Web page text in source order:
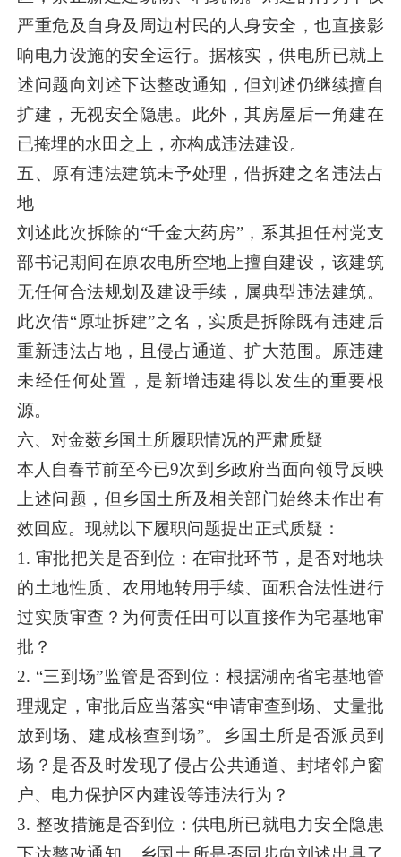
严重危及自身及周边村民的人身安全，也直接影
响电力设施的安全运行。据核实，供电所已就上
述问题向刘述下达整改通知，但刘述仍继续擅自
扩建，无视安全隐患。此外，其房屋后一角建在
已掩埋的水田之上，亦构成违法建设。
五、原有违法建筑未予处理，借拆建之名违法占
地
刘述此次拆除的“千金大药房”，系其担任村党支
部书记期间在原农电所空地上擅自建设，该建筑
无任何合法规划及建设手续，属典型违法建筑。
此次借“原址拆建”之名，实质是拆除既有违建后
重新违法占地，且侵占通道、扩大范围。原违建
未经任何处置，是新增违建得以发生的重要根
源。
六、对金薮乡国土所履职情况的严肃质疑
本人自春节前至今已9次到乡政府当面向领导反映
上述问题，但乡国土所及相关部门始终未作出有
效回应。现就以下履职问题提出正式质疑：
1. 审批把关是否到位：在审批环节，是否对地块
的土地性质、农用地转用手续、面积合法性进行
过实质审查？为何责任田可以直接作为宅基地审
批？
2. “三到场”监管是否到位：根据湖南省宅基地管
理规定，审批后应当落实“申请审查到场、丈量批
放到场、建成核查到场”。乡国土所是否派员到
场？是否及时发现了侵占公共通道、封堵邻户窗
户、电力保护区内建设等违法行为？
3. 整改措施是否到位：供电所已就电力安全隐患